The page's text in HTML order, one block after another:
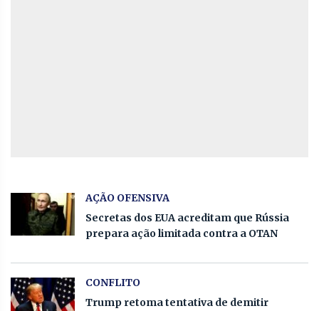
AÇÃO OFENSIVA
Secretas dos EUA acreditam que Rússia
prepara ação limitada contra a OTAN
CONFLITO
Trump retoma tentativa de demitir